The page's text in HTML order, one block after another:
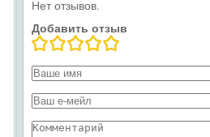
Нет отзывов.
Добавить отзыв